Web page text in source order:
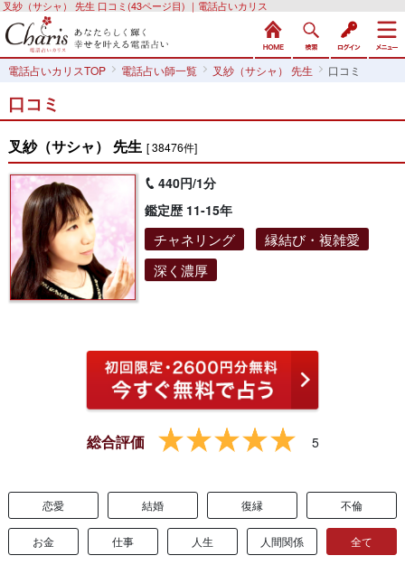
叉紗（サシャ） 先生 口コミ(43ページ目) ｜電話占いカリス
電話占いカリスTOP 電話占い師一覧 叉紗（サシャ） 先生 口コミ
口コミ
叉紗（サシャ） 先生 [ 38476件]
440円/1分
鑑定歴 11-15年
チャネリング
縁結び・複雑愛
深く濃厚
総合評価 5
恋愛 結婚 復縁 不倫
お金 仕事 人生 人間関係 全て